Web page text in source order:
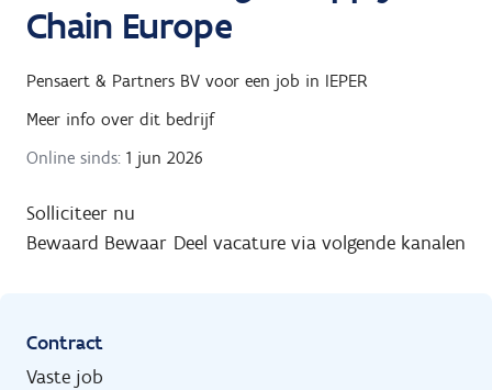
Chain Europe
Pensaert & Partners BV voor een job in IEPER
Meer info over dit bedrijf
Online sinds: 1 jun 2026
Solliciteer nu
Bewaard Bewaar Deel vacature via volgende kanalen
Contract
Vaste job